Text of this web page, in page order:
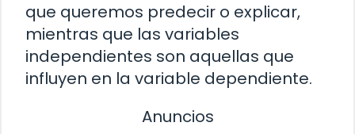
que queremos predecir o explicar,
mientras que las variables
independientes son aquellas que
influyen en la variable dependiente.
Anuncios